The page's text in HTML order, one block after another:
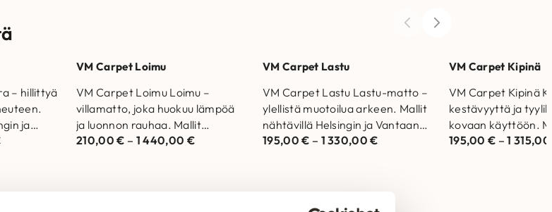
– hillittyä
ja
VM Carpet Loimu
VM Carpet Loimu Loimu –
villamatto, joka huokuu lämpöä
ja luonnon rauhaa. Mallit
nähtävillä Helsingin ja Vantaan
210,00€ – 1 440,00 €
VM Carpet Lastu
VM Carpet Lastu Lastu-matto –
ylellistä muotoilua arkeen. Mallit
nähtävillä Helsingin ja Vantaan
myymälöissä. Laadukas matto
195,00€ – 1 330,00€
VM Carpet Kipinä
VM Carpet Kipinä
kestävyyttä ja
kovaan käyttöön.
nähtävillä Helsingin
195,00€ –1